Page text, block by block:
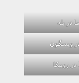
ما در بله
ویسگون
در روبیکا